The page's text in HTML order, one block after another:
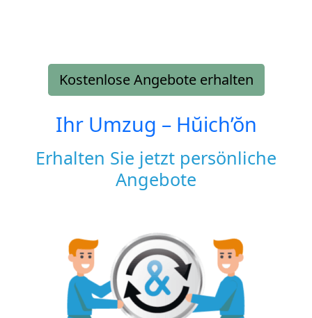
Kostenlose Angebote erhalten
Ihr Umzug – Hŭich’ŏn
Erhalten Sie jetzt persönliche
Angebote